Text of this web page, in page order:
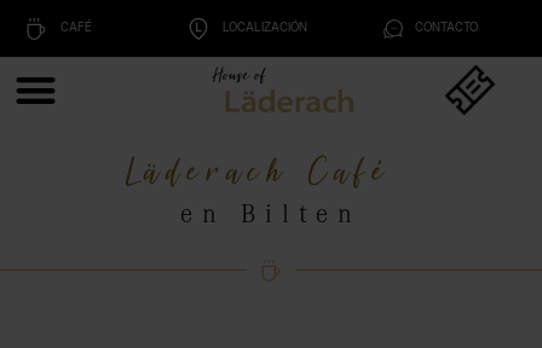
CAFÉ LOCALIZACIÓN CONTACTO
Läderach Café
en Bilten